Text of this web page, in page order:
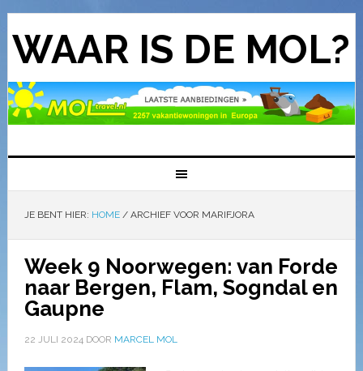
WAAR IS DE MOL?
JE BENT HIER: HOME /ARCHIEF VOOR MARIFJORA
Week 9 Noorwegen: van Forde
naar Bergen, Flam, Sogndal en
Gaupne
22 JULI 2024DOOR MARCEL MOL